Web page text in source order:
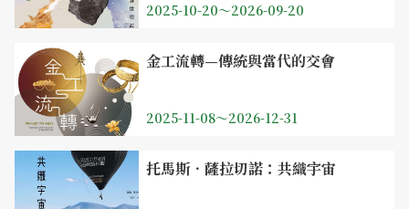
2025-10-20～2026-09-20
金工流轉—傳統與當代的交會
2025-11-08～2026-12-31
托馬斯．薩拉切諾：共織宇宙